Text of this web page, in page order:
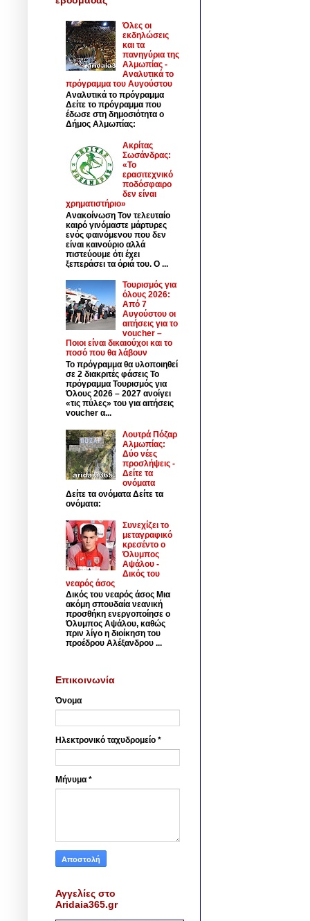
Όλες οι
εκδηλώσεις
και τα
πανηγύρια της
Αλμωπίας -
Αναλυτικά το
πρόγραμμα του Αυγούστου
Αναλυτικά το πρόγραμμα
Δείτε το πρόγραμμα που
έδωσε στη δημοσιότητα ο
Δήμος Αλμωπίας:
Ακρίτας
Σωσάνδρας:
«Το
ερασιτεχνικό
ποδόσφαιρο
δεν είναι
χρηματιστήριο»
Ανακοίνωση Τον τελευταίο
καιρό γινόμαστε μάρτυρες
ενός φαινόμενου που δεν
είναι καινούριο αλλά
πιστεύουμε ότι έχει
ξεπεράσει τα όριά του. Ο ...
Τουρισμός για
όλους 2026:
Από 7
Αυγούστου οι
αιτήσεις για το
voucher –
Ποιοι είναι δικαιούχοι και το
ποσό που θα λάβουν
Το πρόγραμμα θα υλοποιηθεί
σε 2 διακριτές φάσεις Το
πρόγραμμα Τουρισμός για
Όλους 2026 – 2027 ανοίγει
«τις πύλες» του για αιτήσεις
voucher α...
Λουτρά Πόζαρ
Αλμωπίας:
Δύο νέες
προσλήψεις -
Δείτε τα
ονόματα
Δείτε τα ονόματα Δείτε τα
ονόματα:
Συνεχίζει το
μεταγραφικό
κρεσέντο ο
Όλυμπος
Αψάλου -
Δικός του
νεαρός άσος
Δικός του νεαρός άσος Μια
ακόμη σπουδαία νεανική
προσθήκη ενεργοποίησε ο
Όλυμπος Αψάλου, καθώς
πριν λίγο η διοίκηση του
προέδρου Αλέξανδρου ...
Επικοινωνία
Όνομα
Ηλεκτρονικό ταχυδρομείο *
Μήνυμα *
Αγγελίες στο
Aridaia365.gr